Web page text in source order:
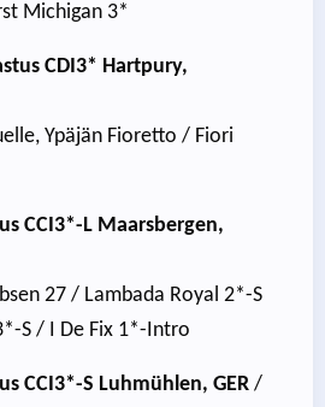
Michigan 3*
CDI3* Hartpury,
Ypäjän Fioretto / Fiori
CCI3*-L Maarsbergen,
27 / Lambada Royal 2*-S
S / I De Fix 1*-Intro
CCI3*-S Luhmühlen, GER /